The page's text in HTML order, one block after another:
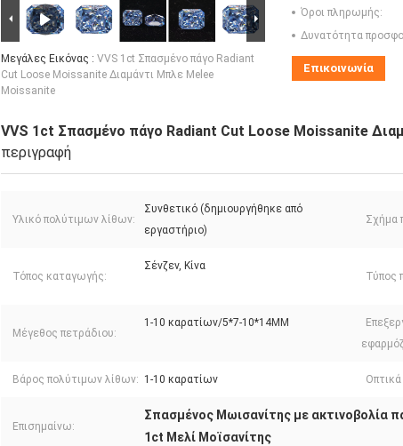
Μεγάλες Εικόνας : VVS 1ct Σπασμένο πάγο Radiant
Cut Loose Moissanite Διαμάντι Μπλε Melee
Moissanite
Όροι πληρωμής:
Δυνατότητα
Επικοινωνία
VVS 1ct Σπασμένο πάγο Radiant Cut Loose Moissanite
περιγραφή
Υλικό πολύτιμων λίθων:
Συνθετικό (δημιουργήθηκε από
εργαστήριο)
Σχήμα
Τόπος καταγωγής:
Σένζεν, Κίνα
Τύπος
Μέγεθος πετράδιου:
1-10 καρατίων/5*7-10*14MM
Βάρος πολύτιμων λίθων: 1-10 καρατίων
Επισημαίνω:
Σπασμένος Μωισανίτης με ακτινοβολία
1ct Μελί Μοϊσανίτης